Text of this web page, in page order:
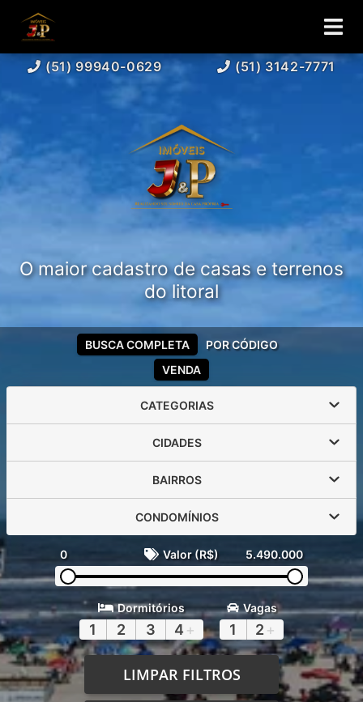
(51) 99940-0629 (51) 3142-7771
O maior cadastro de casas e terrenos
do litoral
VENDA
BUSCA COMPLETA POR CÓDIGO
CATEGORIAS
CIDADES
BAIRROS
CONDOMÍNIOS
0 Valor (R$) 5.490.000
Dormitórios
1 2 3 4 +
Vagas
1 2 +
LIMPAR FILTROS